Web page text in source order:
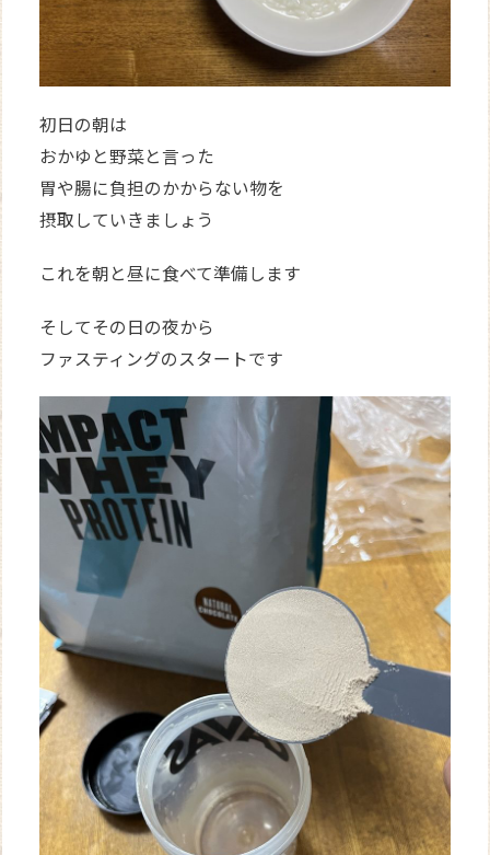
初日の朝は
おかゆと野菜と言った
胃や腸に負担のかからない物を
摂取していきましょう
これを朝と昼に食べて準備します
そしてその日の夜から
ファスティングのスタートです